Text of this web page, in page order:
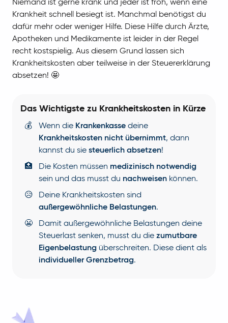
Niemand ist gerne krank und jeder ist froh, wenn eine
Krankheit schnell besiegt ist. Manchmal benötigst du
dafür mehr oder weniger Hilfe. Diese Hilfe durch Ärzte,
Apotheken und Medikamente ist leider in der Regel
recht kostspielig. Aus diesem Grund lassen sich
Krankheitskosten aber teilweise in der Steuererklärung
absetzen! 🤩
Das Wichtigste zu Krankheitskosten in Kürze
💰 Wenn die Krankenkasse deine
Krankheitskosten nicht übernimmt, dann
kannst du sie steuerlich absetzen!
🏥
Die Kosten müssen medizinisch notwendig
sein und das musst du nachweisen können.
😥
Deine Krankheitskosten sind
außergewöhnliche Belastungen.
😬
Damit außergewöhnliche Belastungen deine
Steuerlast senken, musst du die zumutbare
Eigenbelastung überschreiten. Diese dient als
individueller Grenzbetrag.